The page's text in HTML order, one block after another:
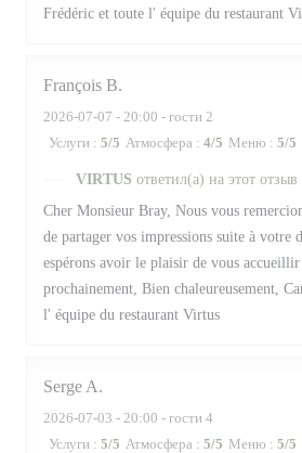
Frédéric et toute l' équipe du restaurant
François B
2026-07-07 - 20:00 - гости 2
Услуги : 5/5 Атмосфера : 4/5 Меню : 5/5
VIRTUS ответил(а) на этот отзыв
Cher Monsieur Bray, Nous vous
de partager vos impressions suite à votre
espérons avoir le plaisir de vous accueillir
prochainement, Bien chaleureusement,
l' équipe du restaurant Virtus
Serge A
2026-07-03 - 20:00 - гости 4
Услуги : 5/5 Атмосфера : 5/5 Меню : 5/5